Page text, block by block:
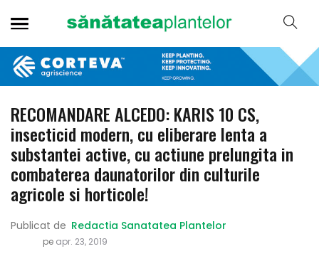
RECOMANDARE ALCEDO: KARIS 10 CS,
insecticid modern, cu eliberare lenta a
substantei active, cu actiune prelungita in
combaterea daunatorilor din culturile
agricole si horticole!
Publicat de Redactia Sanatatea Plantelor
pe apr. 23, 2019